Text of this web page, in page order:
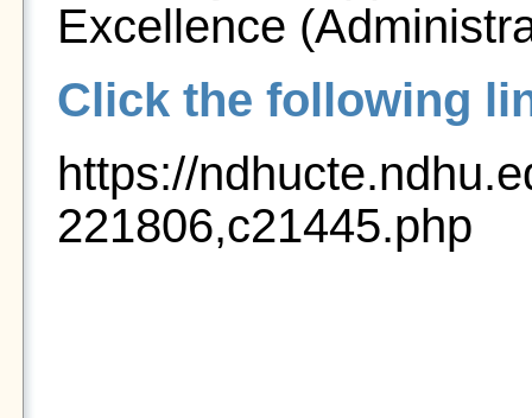
Excellence
Click the following
https://
221806,c21445.php